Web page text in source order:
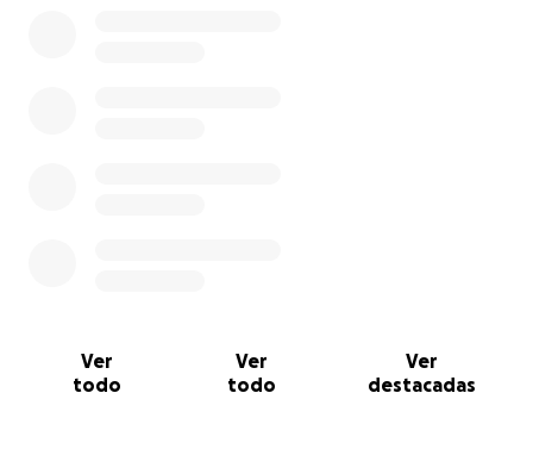
Ver
todo
Ver
todo
Ver
destacadas